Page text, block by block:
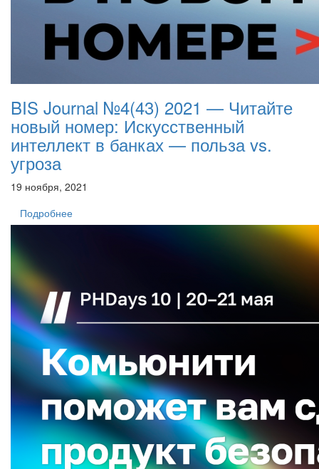
BIS Journal №4(43) 2021 — Читайте
новый номер: Искусственный
интеллект в банках — польза vs.
угроза
19 ноября, 2021
Подробнее